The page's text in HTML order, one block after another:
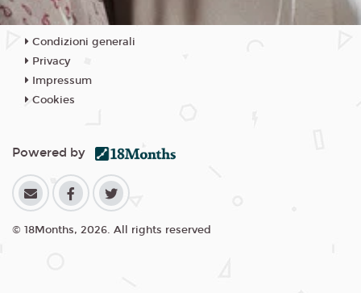
Condizioni generali
Privacy
Impressum
Cookies
Powered by
© 18Months, 2026. All rights reserved